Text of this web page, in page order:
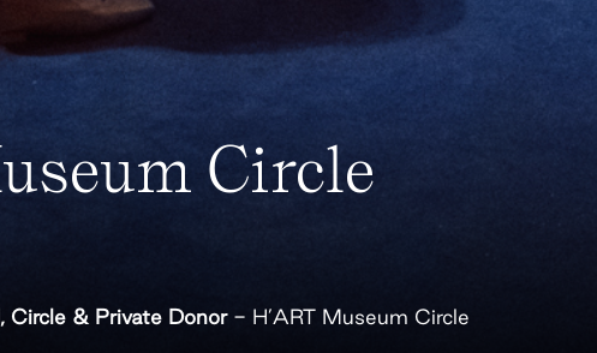
Circle
Circle & Private Donor- H’ART Museum Circle